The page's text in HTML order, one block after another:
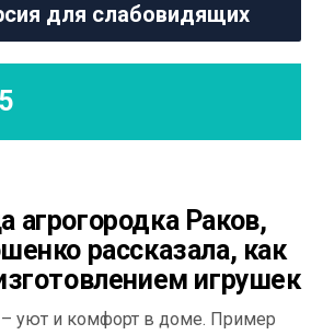
для слабовидящих
агрогородка Раков,
рассказала, как
игрушек
уют и комфорт в доме. Пример